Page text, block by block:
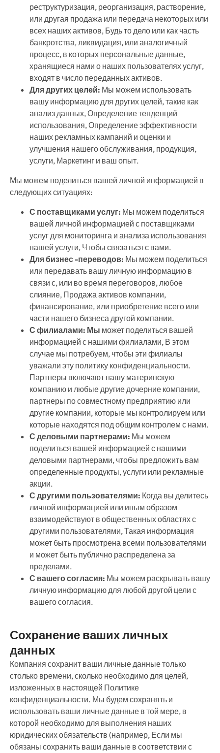
реструктуризация, реорганизация, растворение,
или другая продажа или передача некоторых или
всех наших активов, Будь то дело или как часть
банкротства, ликвидация, или аналогичный
процесс, в которых персональные данные,
хранящиеся нами о наших пользователях услуг,
входят в число переданных активов.
Для других целей: Мы можем использовать
вашу информацию для других целей, такие как
анализ данных, Определение тенденций
использования, Определение эффективности
наших рекламных кампаний и оценки и
улучшения нашего обслуживания, продукция,
услуги, Маркетинг и ваш опыт.
Мы можем поделиться вашей личной информацией в
следующих ситуациях:
С поставщиками услуг: Мы можем поделиться
вашей личной информацией с поставщиками
услуг для мониторинга и анализа использования
нашей услуги, Чтобы связаться с вами.
Для бизнес -переводов: Мы можем поделиться
или передавать вашу личную информацию в
связи с, или во время переговоров, любое
слияние, Продажа активов компании,
финансирование, или приобретение всего или
части нашего бизнеса другой компании.
С филиалами: Мы может поделиться вашей
информацией с нашими филиалами, В этом
случае мы потребуем, чтобы эти филиалы
уважали эту политику конфиденциальности.
Партнеры включают нашу материнскую
компанию и любые другие дочерние компании,
партнеры по совместному предприятию или
другие компании, которые мы контролируем или
которые находятся под общим контролем с нами.
С деловыми партнерами: Мы можем
поделиться вашей информацией с нашими
деловыми партнерами, чтобы предложить вам
определенные продукты, услуги или рекламные
акции.
С другими пользователями: Когда вы делитесь
личной информацией или иным образом
взаимодействуют в общественных областях с
другими пользователями, Такая информация
может быть просмотрена всеми пользователями
и может быть публично распределена за
пределами.
С вашего согласия: Мы можем раскрывать вашу
личную информацию для любой другой цели с
вашего согласия.
Сохранение ваших личных
данных
Компания сохранит ваши личные данные только
столько времени, сколько необходимо для целей,
изложенных в настоящей Политике
конфиденциальности. Мы будем сохранять и
использовать ваши личные данные в той мере, в
которой необходимо для выполнения наших
юридических обязательств (например, Если мы
обязаны сохранить ваши данные в соответствии с